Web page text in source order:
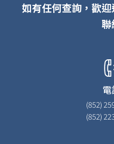
如有任何查詢，歡
(852)
(852)